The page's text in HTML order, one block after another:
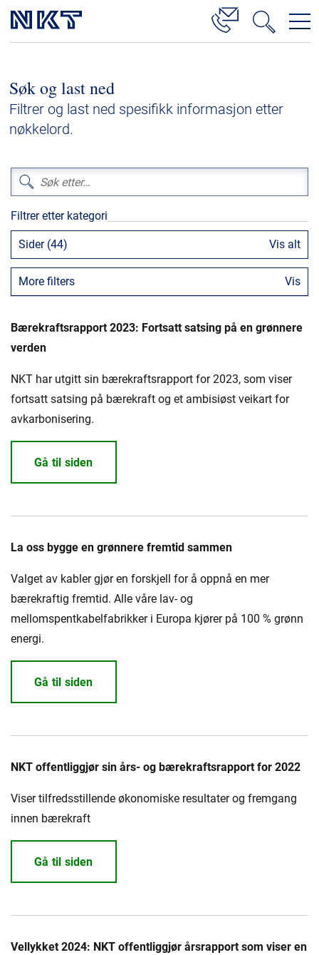
Høyspenningskabelløsninger
Kabelservice
Lavspenning
Høyspenningskabeltilbehør
Mellomspenningskabeltilbehør
Referanser
Nedlastinger
Presse og arrangementer
NKT ved første øyekast
Bærekraft
Søk og last ned
Filtrer og last ned spesifikk informasjon etter
nøkkelord.
Filtrer etter kategori
Sider (44) Vis alt
More filters Vis
Bærekraftsrapport 2023: Fortsatt satsing på en grønnere
verden
NKT har utgitt sin bærekraftsrapport for 2023, som viser
fortsatt satsing på bærekraft og et ambisiøst veikart for
avkarbonisering.
Gå til siden
La oss bygge en grønnere fremtid sammen
Valget av kabler gjør en forskjell for å oppnå en mer
bærekraftig fremtid. Alle våre lav- og
mellomspentkabelfabrikker i Europa kjører på 100 % grønn
energi.
Gå til siden
NKT offentliggjør sin års- og bærekraftsrapport for 2022
Viser tilfredsstillende økonomiske resultater og fremgang
innen bærekraft
Gå til siden
Vellykket 2024: NKT offentliggjør årsrapport som viser en